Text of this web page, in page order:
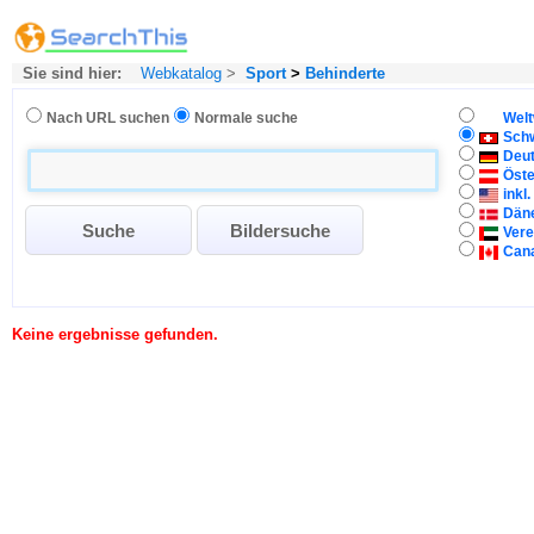
Sie sind hier: Webkatalog > Sport> Behinderte
Nach URL suchen Normale suche
inkl.
Keine ergebnisse gefunden.